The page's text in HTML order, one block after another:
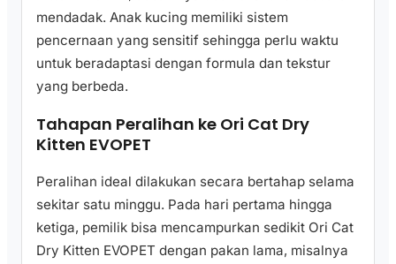
mendadak. Anak kucing memiliki sistem
pencernaan yang sensitif sehingga perlu waktu
untuk beradaptasi dengan formula dan tekstur
yang berbeda.
Tahapan Peralihan ke Ori Cat Dry
Kitten EVOPET
Peralihan ideal dilakukan secara bertahap selama
sekitar satu minggu. Pada hari pertama hingga
ketiga, pemilik bisa mencampurkan sedikit Ori Cat
Dry Kitten EVOPET dengan pakan lama, misalnya